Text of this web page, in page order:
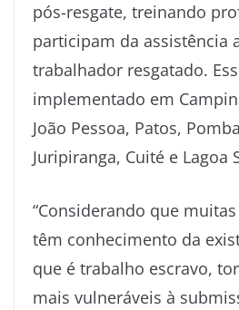
pós-resgate, treinando
participam da assistência
trabalhador resgatado.
implementado em
João Pessoa, Patos,
Juripiranga, Cuité e Lagoa
“Considerando que
têm conhecimento da
que é trabalho escravo,
mais vulneráveis à